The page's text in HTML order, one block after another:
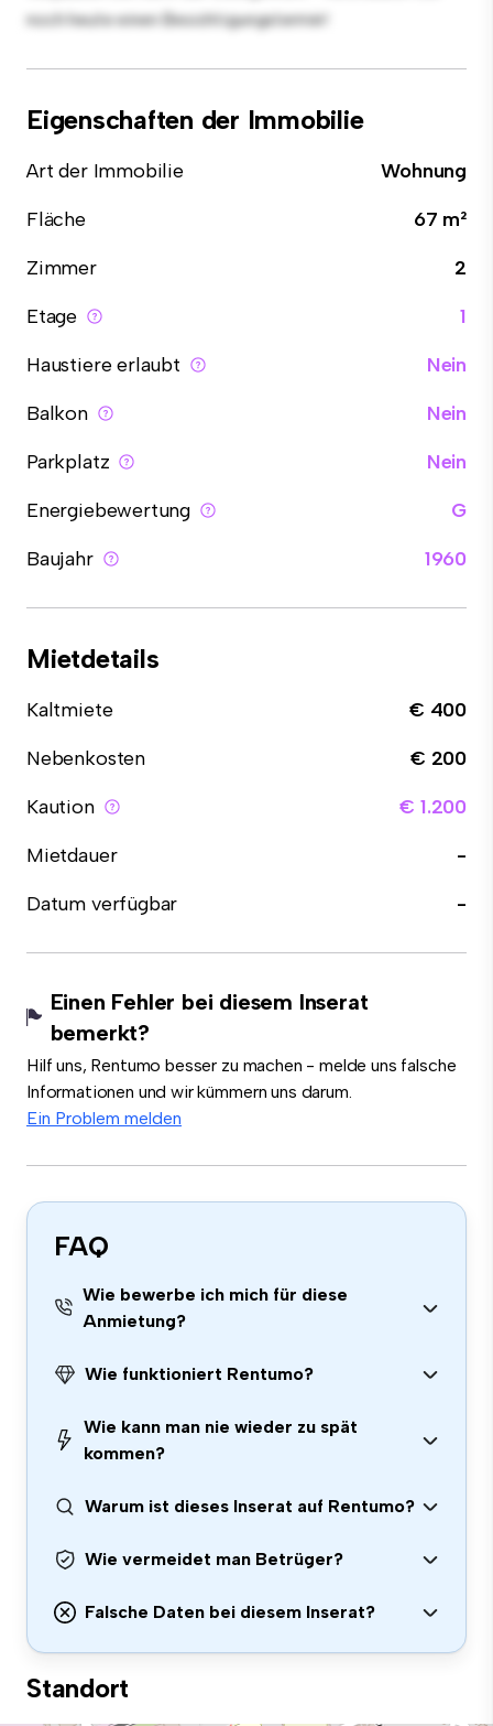
noch heute einen Besichtigungstermin!
Eigenschaften der Immobilie
Art der Immobilie
Wohnung
Fläche
67 m²
Zimmer
2
Etage
1
Haustiere erlaubt
Nein
Balkon
Nein
Parkplatz
Nein
Energiebewertung
G
Baujahr
1960
Mietdetails
Kaltmiete
€ 400
Nebenkosten
€ 200
Kaution
€ 1.200
Mietdauer
-
Datum verfügbar
-
Einen Fehler bei diesem Inserat
bemerkt?
Hilf uns, Rentumo besser zu machen - melde uns falsche
Informationen und wir kümmern uns darum.
Ein Problem melden
FAQ
Wie bewerbe ich mich für diese
Anmietung?
Wie funktioniert Rentumo?
Wie kann man nie wieder zu spät
kommen?
Warum ist dieses Inserat auf Rentumo?
Wie vermeidet man Betrüger?
Falsche Daten bei diesem Inserat?
Standort